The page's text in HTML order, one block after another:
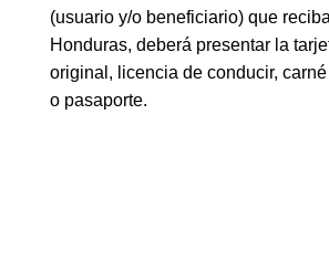
(usuario y/o beneficiario) que
Honduras, deberá presentar la
original, licencia de conducir,
o pasaporte.